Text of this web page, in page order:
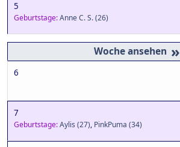
5
Geburtstage:Anne C. S.(26)
»
6
7
Geburtstage:Aylis (27), PinkPuma (34)